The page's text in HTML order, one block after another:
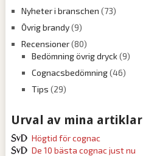
Nyheter i branschen (73)
Övrig brandy(9)
Recensioner(80)
Bedömning övrig dryck(9)
Cognacsbedömning(46)
Tips (29)
Urval av mina artiklar
Högtid för cognac
De 10 bästa cognac just nu